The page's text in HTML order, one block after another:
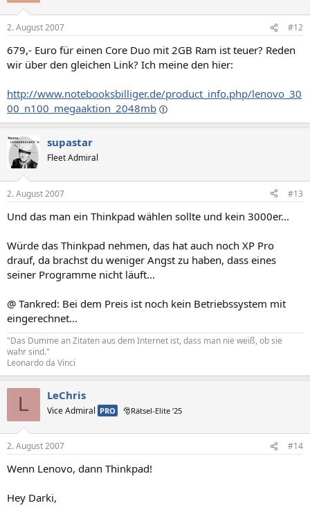
2. August 2007 #12
679,- Euro für einen Core Duo mit 2GB Ram ist teuer? Reden
wir über den gleichen Link? Ich meine den hier:
http://www.notebooksbilliger.de/product_info.php/lenovo_30
00_n100_megaaktion_2048mb
supastar
Fleet Admiral
2. August 2007 #13
Und das man ein Thinkpad wählen sollte und kein 3000er...
Würde das Thinkpad nehmen, das hat auch noch XP Pro
drauf, da brachst du weniger Angst zu haben, dass eines
seiner Programme nicht läuft...
@ Tankred: Bei dem Preis ist noch kein Betriebssystem mit
eingerechnet...
"Das Dumme an Zitaten aus dem Internet ist, dass man nie weiß, ob sie
wahr sind."
Leonardo da Vinci
L LeChris
Vice Admiral PRO 🎅Rätsel-Elite ’25
2. August 2007 #14
Wenn Lenovo, dann Thinkpad!
Hey Darki,